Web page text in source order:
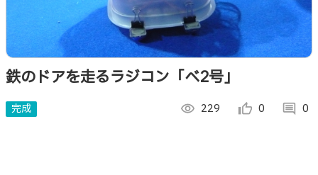
鉄のドアを走るラジコン「べ2号」
完成 visibility 229 thumb_up_alt 0 comment 0